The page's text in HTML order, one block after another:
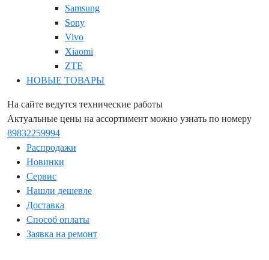
Samsung
Sony
Vivo
Xiaomi
ZTE
НОВЫЕ ТОВАРЫ
На сайте ведутся технические работы
Актуальные цены на ассортимент можно узнать по номеру
89832259994
Распродажи
Новинки
Сервис
Нашли дешевле
Доставка
Способ оплаты
Заявка на ремонт